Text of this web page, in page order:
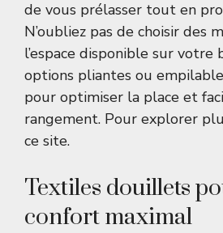
de vous prélasser tout en
N’oubliez pas de choisir des
l’espace disponible sur votre
options pliantes ou
pour optimiser la place et
rangement. Pour explorer
ce site.
Textiles douillets
confort maximal